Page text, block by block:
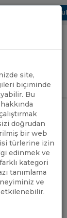
Vize
GİRİŞ YAP
VE DİNLENME
GEÇİCİ
site,
biçiminde
Bu
doğrudan
bir web
türlerine izin
edinmek ve
kategori
tanımlama
ve